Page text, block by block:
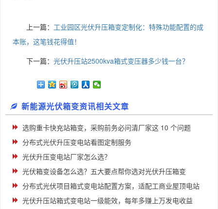
上一篇： 工业园区光伏升压箱变定制化：特殊功能配置的成
本账，这笔钱花得值！
下一篇： 光伏升压站2500kva箱式变压器多少钱一台？
新能源光伏箱变资讯相关文章
选购重卡快充站箱变，采购前务必问清厂家这 10 个问题
分布式光伏升压变电站看图定制服务
光伏升压变电站厂家怎么选？
光伏箱变设备怎么选？五大要点帮你选对光伏升压箱变
分布式光伏项目箱式变电站配置方案，适配工商业屋顶电站
光伏升压站箱式变电站一级能效，每年多赚上万发电收益